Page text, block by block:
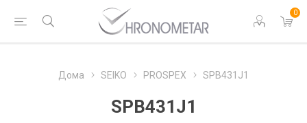
0
Дома SEIKO PROSPEX SPB431J1
SPB431J1